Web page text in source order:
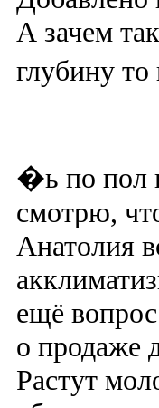
А зачем
глубину
�ь по пол
смотрю,
Анатолия
ещё
о продаже
Растут